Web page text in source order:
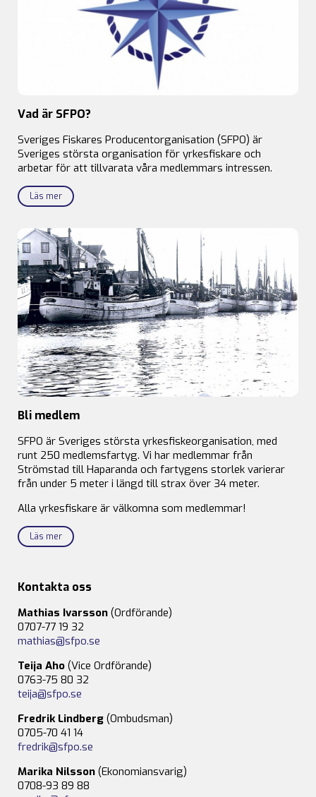
Vad är SFPO?
Sveriges Fiskares Producentorganisation (SFPO) är
Sveriges största organisation för yrkesfiskare och
arbetar för att tillvarata våra medlemmars intressen.
Läs mer
Bli medlem
SFPO är Sveriges största yrkesfiskeorganisation, med
runt 250 medlemsfartyg. Vi har medlemmar från
Strömstad till Haparanda och fartygens storlek varierar
från under 5 meter i längd till strax över 34 meter.
Alla yrkesfiskare är välkomna som medlemmar!
Läs mer
Kontakta oss
Mathias Ivarsson (Ordförande)
0707-77 19 32
mathias@sfpo.se
Teija Aho (Vice Ordförande)
0763-75 80 32
teija@sfpo.se
Fredrik Lindberg (Ombudsman)
0705-70 41 14
fredrik@sfpo.se
Marika Nilsson (Ekonomiansvarig)
0708-93 89 88